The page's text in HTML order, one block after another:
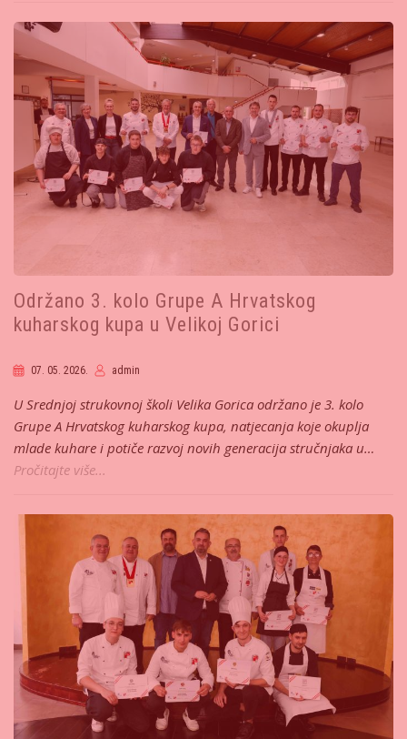
Održano 3. kolo Grupe A Hrvatskog
kuharskog kupa u Velikoj Gorici
07. 05. 2026. admin
U Srednjoj strukovnoj školi Velika Gorica održano je 3. kolo
Grupe A Hrvatskog kuharskog kupa, natjecanja koje okuplja
mlade kuhare i potiče razvoj novih generacija stručnjaka u…
Pročitajte više...